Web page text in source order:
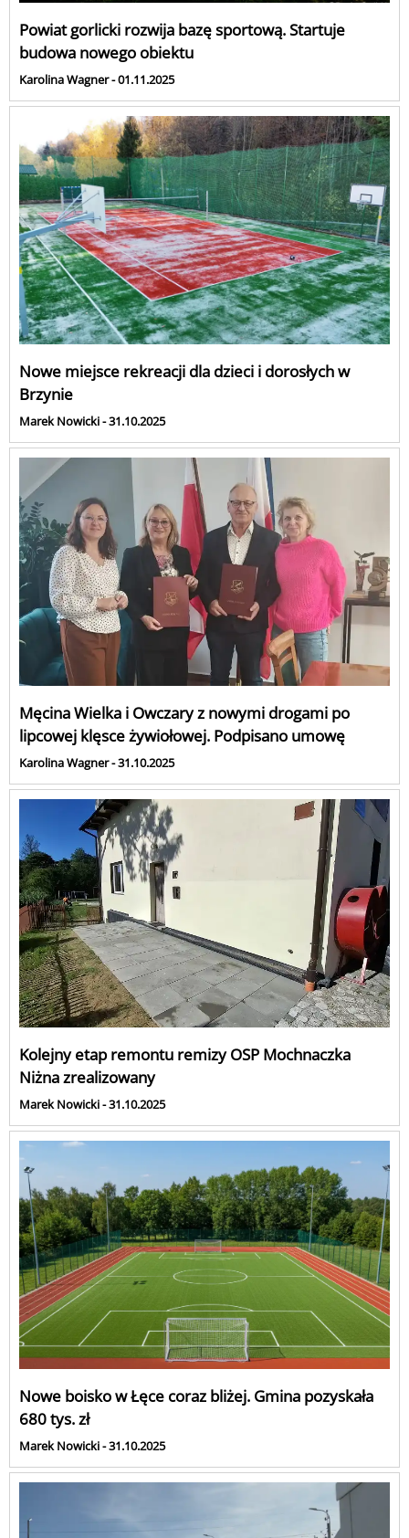
Powiat gorlicki rozwija bazę sportową. Startuje
budowa nowego obiektu
Karolina Wagner - 01.11.2025
Nowe miejsce rekreacji dla dzieci i dorosłych w
Brzynie
Marek Nowicki - 31.10.2025
Męcina Wielka i Owczary z nowymi drogami po
lipcowej klęsce żywiołowej. Podpisano umowę
Karolina Wagner - 31.10.2025
Kolejny etap remontu remizy OSP Mochnaczka
Niżna zrealizowany
Marek Nowicki - 31.10.2025
Nowe boisko w Łęce coraz bliżej. Gmina pozyskała
680 tys. zł
Marek Nowicki - 31.10.2025